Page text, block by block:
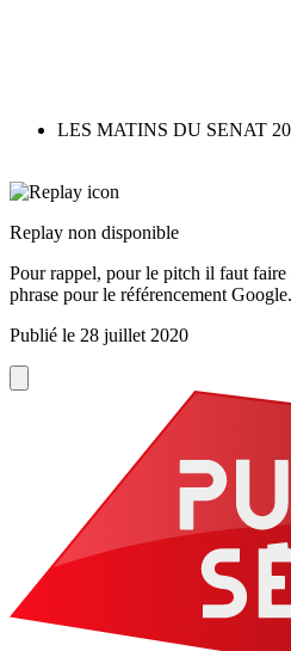
LES MATINS DU SENAT
Replay non disponible
Pour rappel, pour le pitch il faut faire
phrase pour le référencement Google.
Publié le 28 juillet 2020